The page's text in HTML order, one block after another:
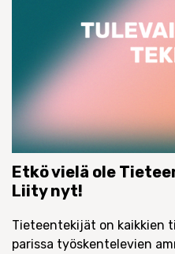
Etkö vielä ole
Liity nyt!
Tieteentekijät on kaikkien
parissa työskentelevien